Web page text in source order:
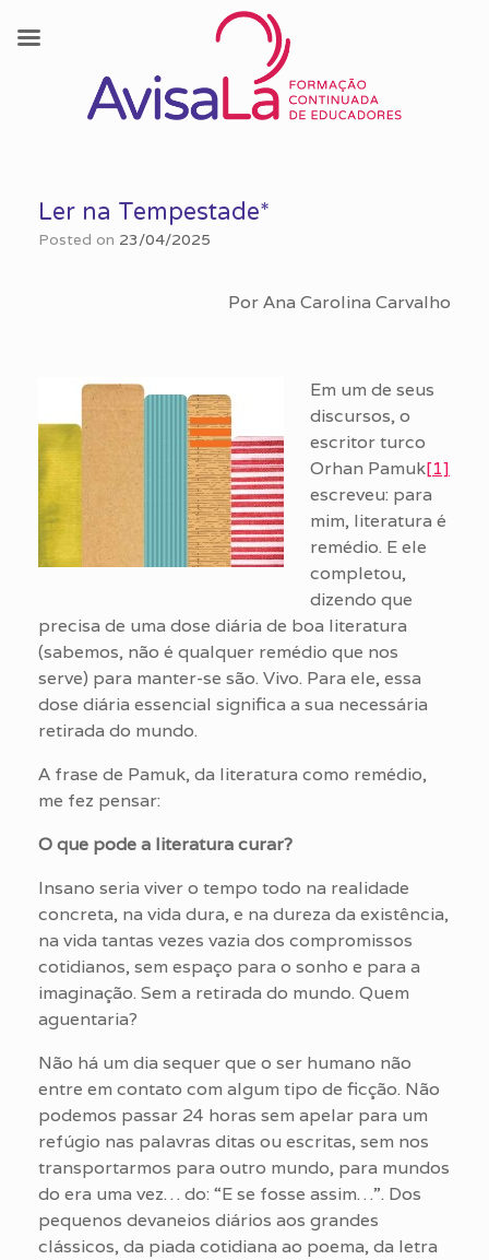
contentLer na Tempestade*
Posted on 23/04/2025
Por Ana Carolina Carvalho
Em um de seus
discursos, o
escritor turco
Orhan Pamuk[1]
escreveu: para
mim, literatura é
remédio. E ele
completou,
dizendo que
precisa de uma dose diária de boa literatura
(sabemos, não é qualquer remédio que nos
serve) para manter-se são. Vivo. Para ele, essa
dose diária essencial significa a sua necessária
retirada do mundo.
A frase de Pamuk, da literatura como remédio,
me fez pensar:
O que pode a literatura curar?
Insano seria viver o tempo todo na realidade
concreta, na vida dura, e na dureza da existência,
na vida tantas vezes vazia dos compromissos
cotidianos, sem espaço para o sonho e para a
imaginação. Sem a retirada do mundo. Quem
aguentaria?
Não há um dia sequer que o ser humano não
entre em contato com algum tipo de ficção. Não
podemos passar 24 horas sem apelar para um
refúgio nas palavras ditas ou escritas, sem nos
transportarmos para outro mundo, para mundos
do era uma vez… do: “E se fosse assim…”. Dos
pequenos devaneios diários aos grandes
clássicos, da piada cotidiana ao poema, da letra